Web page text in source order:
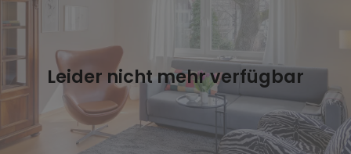
Leider nicht mehr verfügbar